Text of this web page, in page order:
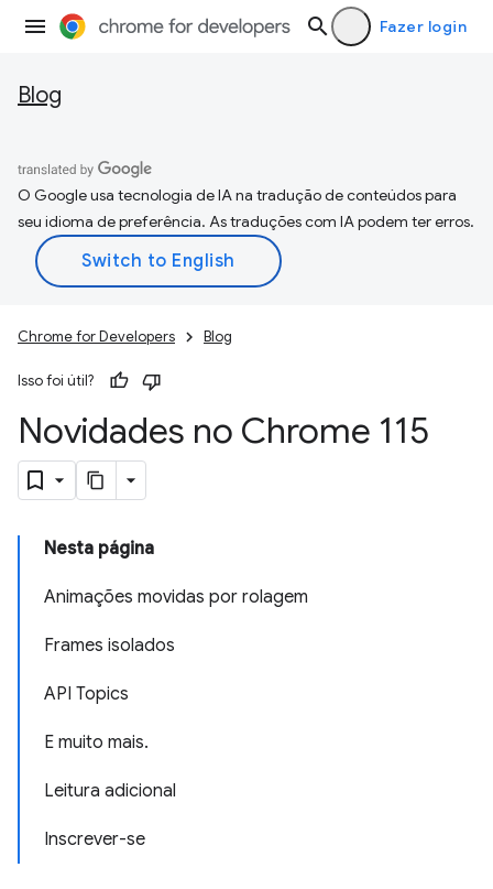
Fazer login
Blog
O Google usa tecnologia de IA na tradução de conteúdos para
seu idioma de preferência. As traduções com IA podem ter erros.
Chrome for Developers Blog
Isso foi útil?
Novidades no Chrome 115
Nesta página
Animações movidas por rolagem
Frames isolados
API Topics
E muito mais.
Leitura adicional
Inscrever-se